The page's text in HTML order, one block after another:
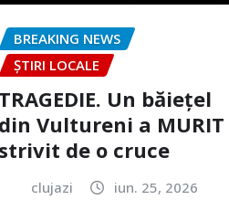
BREAKING NEWS
ȘTIRI LOCALE
TRAGEDIE. Un băiețel
din Vultureni a MURIT
strivit de o cruce
clujazi iun. 25, 2026